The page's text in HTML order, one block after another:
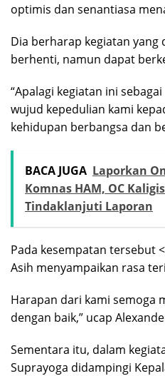
optimis dan senantiasa
Dia berharap kegiatan yang
berhenti, namun dapat
“Apalagi kegiatan ini
wujud kepedulian kami
kehidupan berbangsa dan
BACA JUGA Laporkan
Komnas HAM, OC
Tindaklanjuti Laporan
Pada kesempatan tersebut
Asih menyampaikan rasa
Harapan dari kami semoga
dengan baik,” ucap
Sementara itu, dalam
Suprayoga didampingi